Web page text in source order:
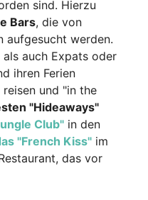
sind. Hierzu
Bars, die von
aufgesucht werden.
auch Expats oder
ihren Ferien
und "in the
"Hideaways"
Club" in den
"French Kiss" im
das vor